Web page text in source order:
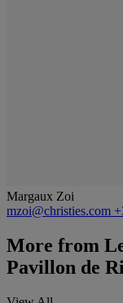
Margaux Zoi
mzoi@christies.com
More from
Pavillon de